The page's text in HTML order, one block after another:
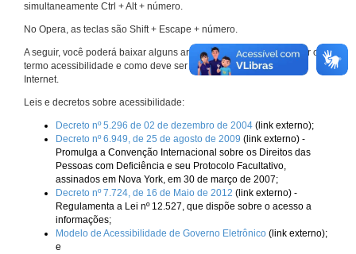
simultaneamente Ctrl + Alt + número.
No Opera, as teclas são Shift + Escape + número.
A seguir, você poderá baixar alguns arquivos que explicam melhor o
termo acessibilidade e como deve ser implementado nos sites da
Internet.
Leis e decretos sobre acessibilidade:
Decreto nº 5.296 de 02 de dezembro de 2004 (link externo);
Decreto nº 6.949, de 25 de agosto de 2009 (link externo) -
Promulga a Convenção Internacional sobre os Direitos das
Pessoas com Deficiência e seu Protocolo Facultativo,
assinados em Nova York, em 30 de março de 2007;
Decreto nº 7.724, de 16 de Maio de 2012 (link externo) -
Regulamenta a Lei nº 12.527, que dispõe sobre o acesso a
informações;
Modelo de Acessibilidade de Governo Eletrônico (link externo);
e